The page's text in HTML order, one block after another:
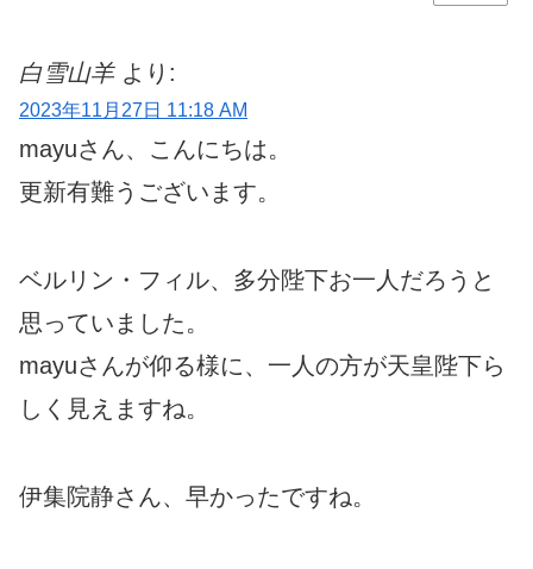
白雪山羊 より:
2023年11月27日 11:18 AM
mayuさん、こんにちは。
更新有難うございます。
ベルリン・フィル、多分陛下お一人だろうと
思っていました。
mayuさんが仰る様に、一人の方が天皇陛下ら
しく見えますね。
伊集院静さん、早かったですね。